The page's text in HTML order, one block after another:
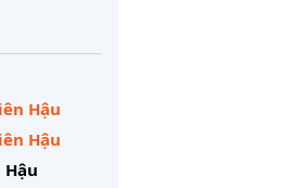
Hậu
Hậu
Hậu